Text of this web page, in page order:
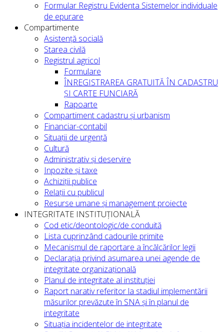
Formular Registru Evidenta Sistemelor individuale
de epurare
Compartimente
Asistență socială
Starea civilă
Registrul agricol
Formulare
ÎNREGISTRAREA GRATUITĂ ÎN CADASTRU
ȘI CARTE FUNCIARĂ
Rapoarte
Compartiment cadastru și urbanism
Financiar-contabil
Situații de urgență
Cultură
Administrativ și deservire
Inpozite și taxe
Achiziții publice
Relații cu publicul
Resurse umane și management proiecte
INTEGRITATE INSTITUȚIONALĂ
Cod etic/deontologic/de conduită
Lista cuprinzând cadourile primite
Mecanismul de raportare a încălcărilor legii
Declarația privind asumarea unei agende de
integritate organizațională
Planul de integritate al instituției
Raport narativ referitor la stadiul implementării
măsurilor prevăzute în SNA și în planul de
integritate
Situația incidentelor de integritate